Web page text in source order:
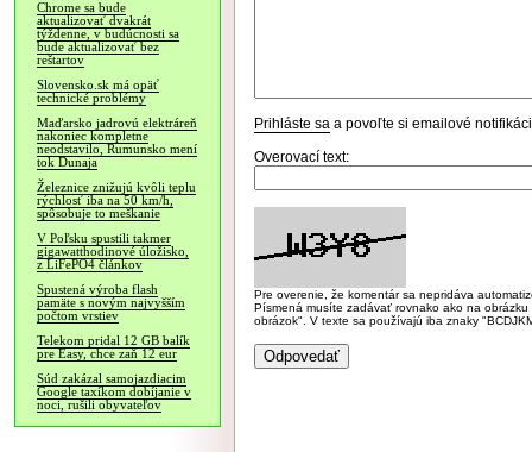
Chrome sa bude
aktualizovať dvakrát
týždenne, v budúcnosti sa
bude aktualizovať bez
reštartov
Slovensko.sk má opäť
technické problémy
Maďarsko jadrovú elektráreň
nakoniec kompletne
neodstavilo, Rumunsko mení
tok Dunaja
Železnice znižujú kvôli teplu
rýchlosť iba na 50 km/h,
spôsobuje to meškanie
V Poľsku spustili takmer
gigawatthodinové úložisko,
z LiFePO4 článkov
Spustená výroba flash
pamäte s novým najvyšším
počtom vrstiev
Telekom pridal 12 GB balík
pre Easy, chce zaň 12 eur
Súd zakázal samojazdiacim
Google taxíkom dobíjanie v
noci, rušili obyvateľov
Prihláste sa a povoľte si emailové
Overovací text:
Pre overenie, že komentár sa nepridáva
Písmená musíte zadávať rovnako ako na
obrázok". V texte sa používajú iba znaky